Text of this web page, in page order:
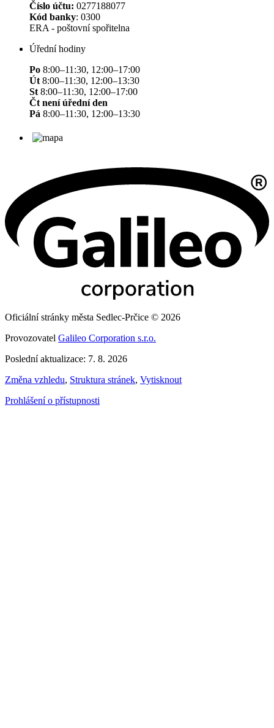
Číslo účtu: 0277188077
Kód banky: 0300
ERA - poštovní spořitelna
Úřední hodiny
Po 8:00–11:30, 12:00–17:00
Út 8:00–11:30, 12:00–13:30
St 8:00–11:30, 12:00–17:00
Čt není úřední den
Pá 8:00–11:30, 12:00–13:30
Oficiální stránky města Sedlec-Prčice © 2026
Provozovatel Galileo Corporation s.r.o.
Poslední aktualizace: 7. 8. 2026
Změna vzhledu, Struktura stránek, Vytisknout
Prohlášení o přístupnosti